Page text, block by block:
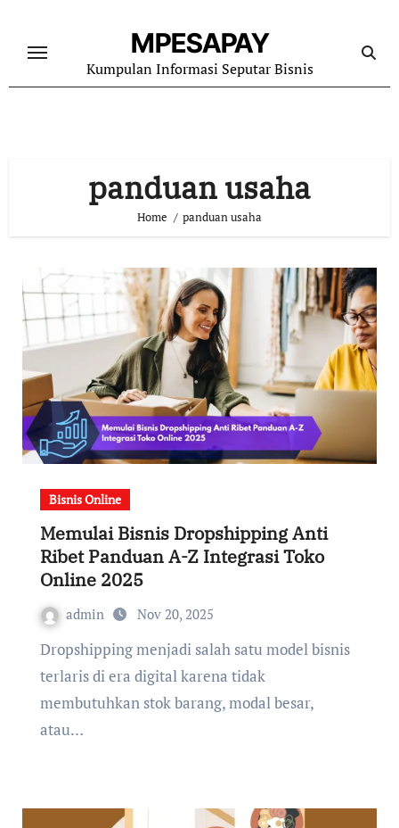
content
MPESAPAY
Kumpulan Informasi Seputar Bisnis
panduan usaha
Home panduan usaha
Bisnis Online
Memulai Bisnis Dropshipping Anti
Ribet Panduan A-Z Integrasi Toko
Online 2025
admin Nov 20, 2025
Dropshipping menjadi salah satu model bisnis
terlaris di era digital karena tidak
membutuhkan stok barang, modal besar,
atau…